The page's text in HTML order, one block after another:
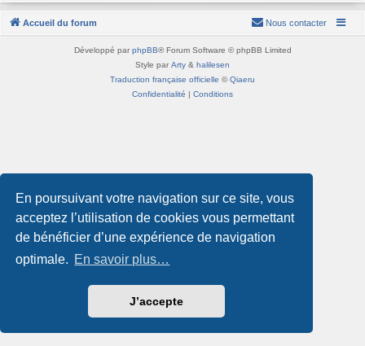
En poursuivant votre navigation sur ce site, vous
acceptez l’utilisation de cookies vous permettant
de bénéficier d’une expérience de navigation
optimale. En savoir plus…
J’accepte
Accueil du forum Nous contacter
Développé par phpBB® Forum Software © phpBB Limited
Style par Arty & halilesen
Traduction française officielle ©Qiaeru
Confidentialité | Conditions